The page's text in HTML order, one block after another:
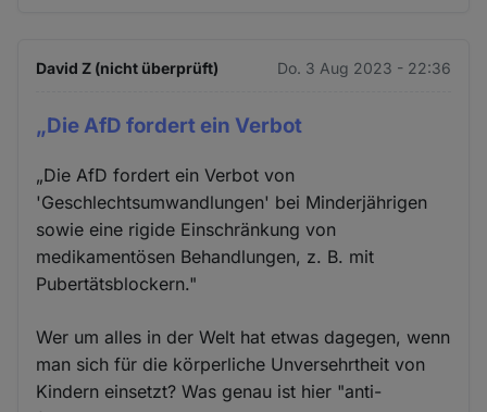
David Z (nicht überprüft) Do. 3 Aug 2023 - 22:36
„Die AfD fordert ein Verbot
„Die AfD fordert ein Verbot von
'Geschlechtsumwandlungen' bei Minderjährigen
sowie eine rigide Einschränkung von
medikamentösen Behandlungen, z. B. mit
Pubertätsblockern."
Wer um alles in der Welt hat etwas dagegen, wenn
man sich für die körperliche Unversehrtheit von
Kindern einsetzt? Was genau ist hier "anti-